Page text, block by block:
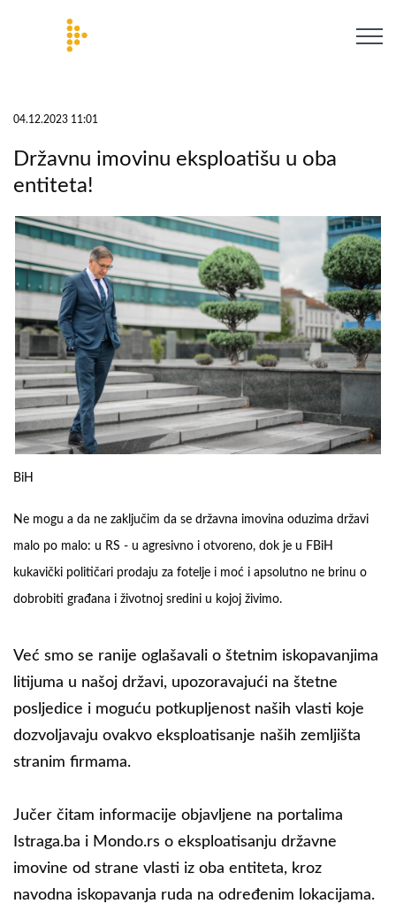
04.12.2023 11:01
Državnu imovinu eksploatišu u oba
entiteta!
BiH
Ne mogu a da ne zaključim da se državna imovina oduzima državi
malo po malo: u RS - u agresivno i otvoreno, dok je u FBiH
kukavički političari prodaju za fotelje i moć i apsolutno ne brinu o
dobrobiti građana i životnoj sredini u kojoj živimo.
Već smo se ranije oglašavali o štetnim iskopavanjima
litijuma u našoj državi, upozoravajući na štetne
posljedice i moguću potkupljenost naših vlasti koje
dozvoljavaju ovakvo eksploatisanje naših zemljišta
stranim firmama.
Jučer čitam informacije objavljene na portalima
Istraga.ba i Mondo.rs o eksploatisanju državne
imovine od strane vlasti iz oba entiteta, kroz
navodna iskopavanja ruda na određenim lokacijama.